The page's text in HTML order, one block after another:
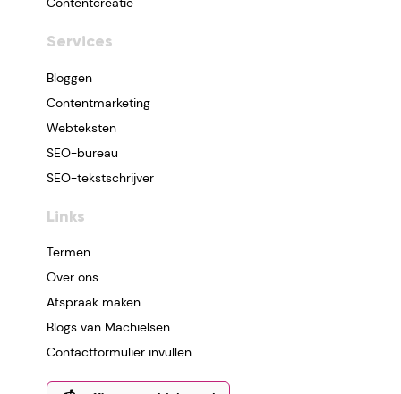
Services
Bloggen
Contentmarketing
Webteksten
SEO-bureau
SEO-tekstschrijver
Links
Termen
Over ons
Afspraak maken
Blogs van Machielsen
Contactformulier invullen